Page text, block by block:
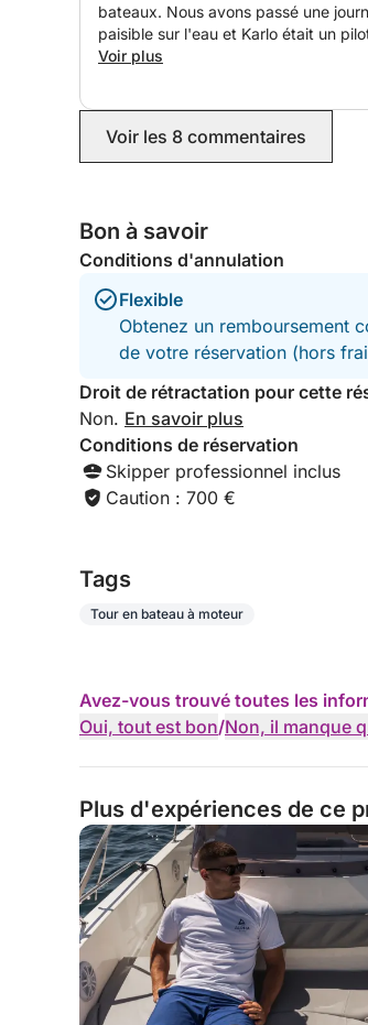
bateaux. Nous avons passé une
paisible sur l'eau et Karlo était un
fantastique ; il a même appris à mon
Voir plus
Voir les 8 commentaires
Bon à savoir
Conditions d'annulation
Flexible
Obtenez un remboursement
de votre réservation (hors
Droit de rétractation pour cette
Non. En savoir plus
Conditions de réservation
Skipper professionnel inclus
Caution : 700 €
Tags
Tour en bateau à moteur
Avez-vous trouvé toutes les
Oui, tout est bon/Non, il manque
Plus d'expériences de ce